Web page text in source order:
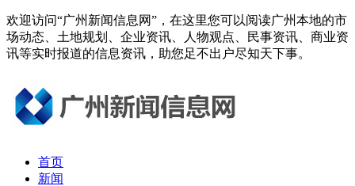
欢迎访问“广州新闻信息网”，在这里您可以阅读广州本地的市
场动态、土地规划、企业资讯、人物观点、民事资讯、商业资
讯等实时报道的信息资讯，助您足不出户尽知天下事。
首页
新闻